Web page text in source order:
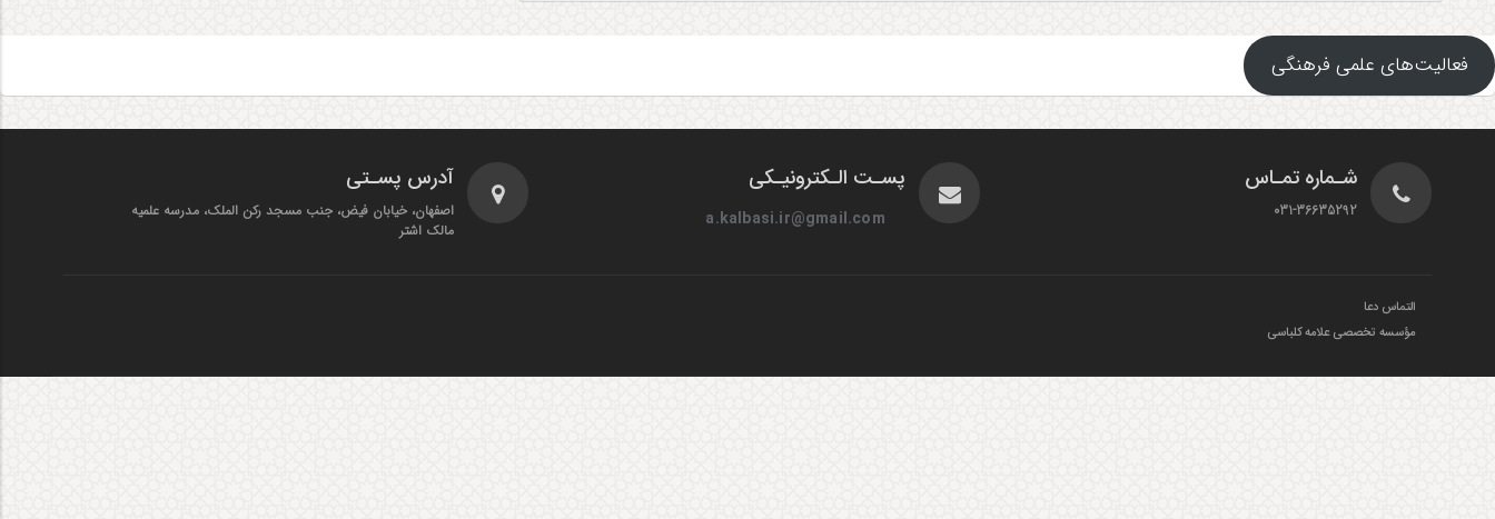
فعالیت‌های علمی فرهنگی
شـماره تمـاس
031-36635292
پسـت الـکترونیـکی
a.kalbasi.ir@gmail.com
آدرس پسـتی
اصفهان، خیابان فیض، جنب مسجد رکن الملک، مدرسه علمیه
مالک اشتر
التماس دعا
مؤسسه تخصصی علامه کلباسی